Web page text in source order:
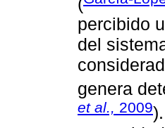
percibido
del
genera
et al., 2009